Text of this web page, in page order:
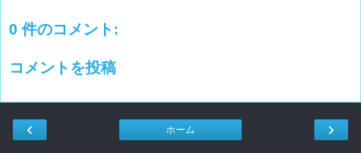
0 件のコメント:
コメントを投稿
‹ ›
ホーム